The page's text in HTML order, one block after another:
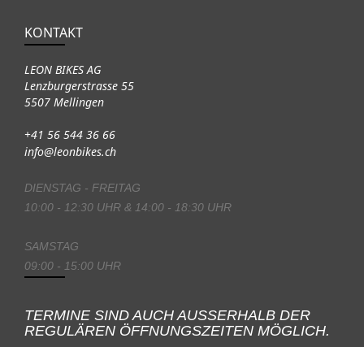
KONTAKT
LEON BIKES AG
Lenzburgerstrasse 55
5507 Mellingen
+41 56 544 36 66
info@leonbikes.ch
DIENSTAG - FREITAG
10:00 - 12:30 UHR & 14:00 - 18:30 UHR
SAMSTAG
09:00 - 15:00 UHR
TERMINE SIND AUCH AUSSERHALB DER
REGULÄREN ÖFFNUNGSZEITEN MÖGLICH.